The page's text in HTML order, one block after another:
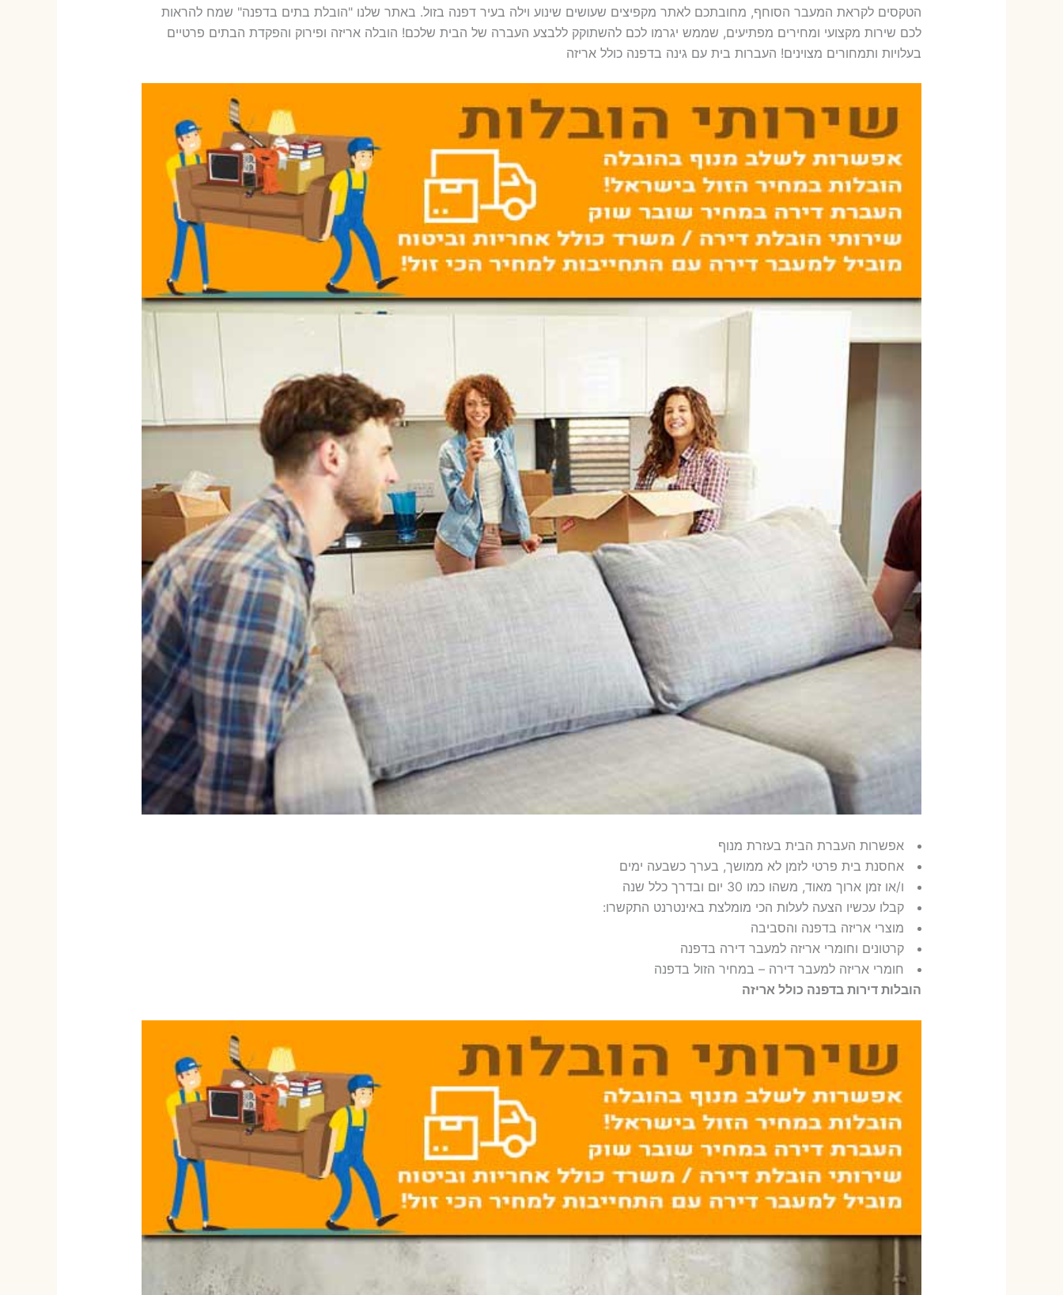
הטקסים לקראת המעבר הסוחף, מחובתכם לאתר מקפיצים שעושים שינוע וילה בעיר דפנה בזול. באתר שלנו "הובלת בתים בדפנה" שמח להראות
לכם שירות מקצועי ומחירים מפתיעים, שממש יגרמו לכם להשתוקק ללבצע העברה של הבית שלכם! הובלה אריזה ופירוק והפקדת הבתים פרטיים
בעלויות ותמחורים מצוינים! העברות בית עם גינה בדפנה כולל אריזה
אפשרות העברת הבית בעזרת מנוף
אחסנת בית פרטי לזמן לא ממושך, בערך כשבעה ימים
ו/או זמן ארוך מאוד, משהו כמו 30 יום ובדרך כלל שנה
קבלו עכשיו הצעה לעלות הכי מומלצת באינטרנט התקשרו:
מוצרי אריזה בדפנה והסביבה
קרטונים וחומרי אריזה למעבר דירה בדפנה
חומרי אריזה למעבר דירה – במחיר הזול בדפנה
הובלות דירות בדפנה כולל אריזה